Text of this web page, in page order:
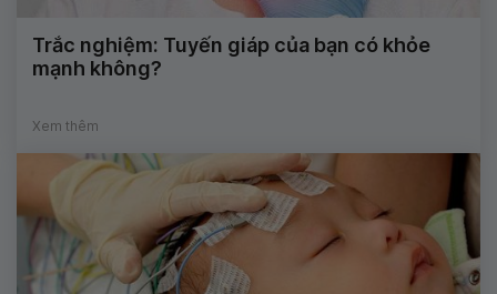
Trắc nghiệm: Tuyến giáp của bạn có khỏe
mạnh không?
Xem thêm